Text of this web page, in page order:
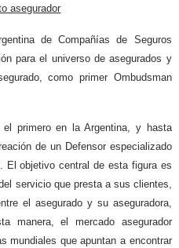
asegurador
de Compañías de Seguros
para el universo de asegurados y
como primer Ombudsman
primero en la Argentina, y hasta
de un Defensor especializado
El objetivo central de esta figura es
servicio que presta a sus clientes,
el asegurado y su aseguradora,
manera, el mercado asegurador
mundiales que apuntan a encontrar